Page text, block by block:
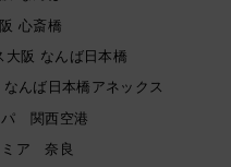
心斎橋
大阪 なんば日本橋
んば日本橋アネックス
パ 関西空港
ミア 奈良